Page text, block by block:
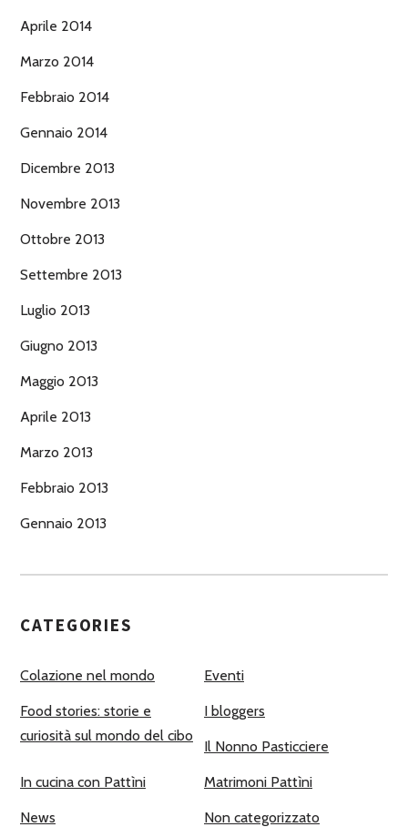
Aprile 2014
Marzo 2014
Febbraio 2014
Gennaio 2014
Dicembre 2013
Novembre 2013
Ottobre 2013
Settembre 2013
Luglio 2013
Giugno 2013
Maggio 2013
Aprile 2013
Marzo 2013
Febbraio 2013
Gennaio 2013
CATEGORIES
Colazione nel mondo Eventi
Food stories: storie e
curiosità sul mondo del cibo
I bloggers
Il Nonno Pasticciere
In cucina con Pattìni Matrimoni Pattìni
News Non categorizzato